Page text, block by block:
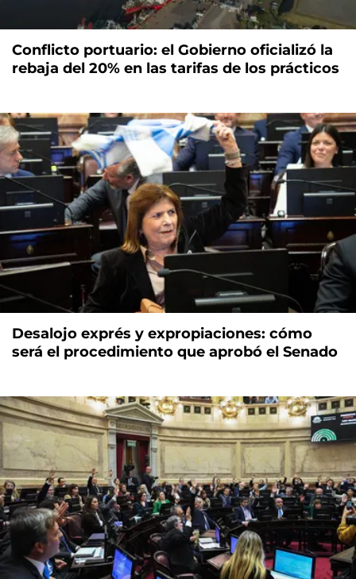
Conflicto portuario: el Gobierno oficializó la
rebaja del 20% en las tarifas de los prácticos
Desalojo exprés y expropiaciones: cómo
será el procedimiento que aprobó el Senado